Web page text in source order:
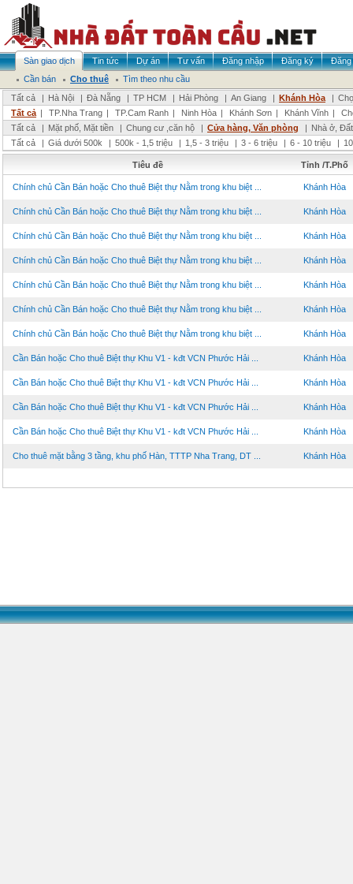
Sàn giao dịch Tin tức Dự án Tư vấn Đăng nhập Đăng ký
Đăng
Cần bán
Cho thuê
Tìm theo nhu cầu
Tất cả
| Hà Nội | Đà Nẵng | TP HCM | Hải Phòng | An Giang | Khánh Hòa |
Tất cả | TP.Nha Trang | TP.Cam Ranh | Ninh Hòa | Khánh Sơn | Khánh Vĩnh |
Tất cả
| Mặt phố, Mặt tiền | Chung cư ,căn hộ | Cửa hàng, Văn phòng | Nhà ở,
Tất cả
| Giá dưới 500k | 500k - 1,5 triệu | 1,5 - 3 triệu | 3 - 6 triệu | 6 - 10 triệu |
Tiêu đề Tỉnh /T.Phố
Chính chủ Cần Bán hoặc Cho thuê Biệt thự Nằm trong khu biệt ... Khánh Hòa
Chính chủ Cần Bán hoặc Cho thuê Biệt thự Nằm trong khu biệt ... Khánh Hòa
Chính chủ Cần Bán hoặc Cho thuê Biệt thự Nằm trong khu biệt ... Khánh Hòa
Chính chủ Cần Bán hoặc Cho thuê Biệt thự Nằm trong khu biệt ... Khánh Hòa
Chính chủ Cần Bán hoặc Cho thuê Biệt thự Nằm trong khu biệt ... Khánh Hòa
Chính chủ Cần Bán hoặc Cho thuê Biệt thự Nằm trong khu biệt ... Khánh Hòa
Chính chủ Cần Bán hoặc Cho thuê Biệt thự Nằm trong khu biệt ... Khánh Hòa
Cần Bán hoặc Cho thuê Biệt thự Khu V1 - kđt VCN Phước Hải ... Khánh Hòa
Cần Bán hoặc Cho thuê Biệt thự Khu V1 - kđt VCN Phước Hải ... Khánh Hòa
Cần Bán hoặc Cho thuê Biệt thự Khu V1 - kđt VCN Phước Hải ... Khánh Hòa
Cần Bán hoặc Cho thuê Biệt thự Khu V1 - kđt VCN Phước Hải ... Khánh Hòa
Cho thuê mặt bằng 3 tầng, khu phố Hàn, TTTP Nha Trang, DT ... Khánh Hòa